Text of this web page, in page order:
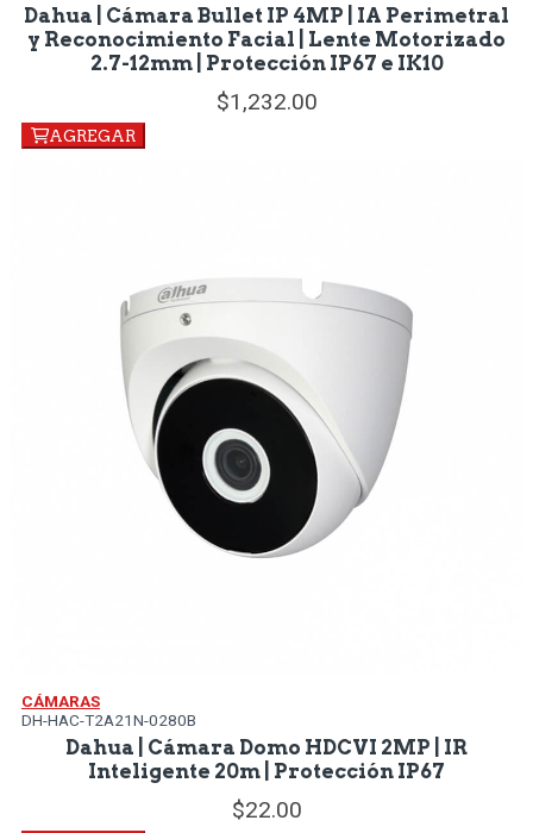
Dahua | Cámara Bullet IP 4MP | IA Perimetral
y Reconocimiento Facial | Lente Motorizado
2.7-12mm | Protección IP67 e IK10
1,232.00
AGREGAR
CÁMARAS
DH-HAC-T2A21N-0280B
Dahua | Cámara Domo HDCVI 2MP | IR
Inteligente 20m | Protección IP67
22.00